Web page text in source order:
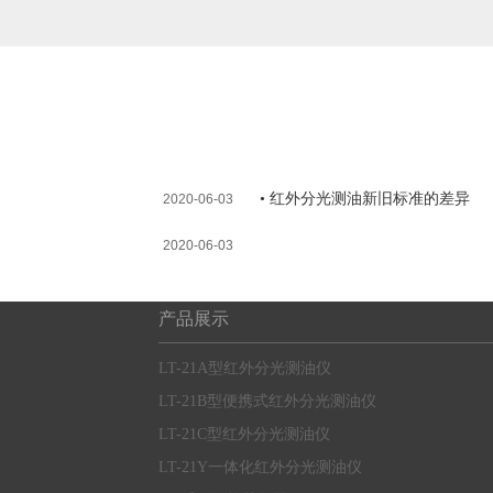
2020-06-03 • 红外分光测油新旧标准的差异
2020-06-03
产品展示
LT-21A型红外分光测油仪
LT-21B型便携式红外分光测油仪
LT-21C型红外分光测油仪
LT-21Y一体化红外分光测油仪